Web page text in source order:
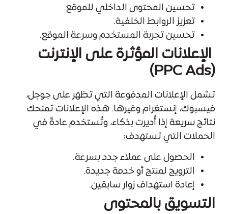
تحسين المحتوى الداخلي للموقع.
تعزيز الروابط الخلفية.
تحسين تجربة المستخدم وسرعة الموقع.
الإعلانات المؤثرة على الإنترنت
(PPC Ads)
تشمل الإعلانات المدفوعة التي تظهر على جوجل،
فيسبوك، إنستغرام وغيرها. هذه الإعلانات تمنحك
نتائج سريعة إذا أُديرت بذكاء، وتُستخدم عادةً في
الحملات التي تستهدف:
الحصول على عملاء جدد بسرعة.
الترويج لمنتج أو خدمة جديدة.
إعادة استهداف زوار سابقين.
التسويق بالمحتوى